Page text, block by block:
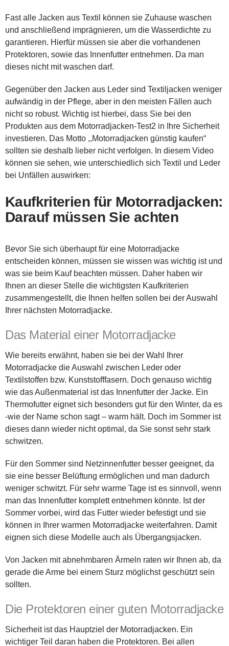
Fast alle Jacken aus Textil können sie Zuhause waschen
und anschließend imprägnieren, um die Wasserdichte zu
garantieren. Hierfür müssen sie aber die vorhandenen
Protektoren, sowie das Innenfutter entnehmen. Da man
dieses nicht mit waschen darf.
Gegenüber den Jacken aus Leder sind Textiljacken weniger
aufwändig in der Pflege, aber in den meisten Fällen auch
nicht so robust. Wichtig ist hierbei, dass Sie bei den
Produkten aus dem Motorradjacken-Test2 in Ihre Sicherheit
investieren. Das Motto ,,Motorradjacken günstig kaufen“
sollten sie deshalb lieber nicht verfolgen. In diesem Video
können sie sehen, wie unterschiedlich sich Textil und Leder
bei Unfällen auswirken:
Kaufkriterien für Motorradjacken:
Darauf müssen Sie achten
Bevor Sie sich überhaupt für eine Motorradjacke
entscheiden können, müssen sie wissen was wichtig ist und
was sie beim Kauf beachten müssen. Daher haben wir
Ihnen an dieser Stelle die wichtigsten Kaufkriterien
zusammengestellt, die Ihnen helfen sollen bei der Auswahl
Ihrer nächsten Motorradjacke.
Das Material einer Motorradjacke
Wie bereits erwähnt, haben sie bei der Wahl Ihrer
Motorradjacke die Auswahl zwischen Leder oder
Textilstoffen bzw. Kunststofffasern. Doch genauso wichtig
wie das Außenmaterial ist das Innenfutter der Jacke. Ein
Thermofutter eignet sich besonders gut für den Winter, da es
-wie der Name schon sagt – warm hält. Doch im Sommer ist
dieses dann wieder nicht optimal, da Sie sonst sehr stark
schwitzen.
Für den Sommer sind Netzinnenfutter besser geeignet, da
sie eine besser Belüftung ermöglichen und man dadurch
weniger schwitzt. Für sehr warme Tage ist es sinnvoll, wenn
man das Innenfutter komplett entnehmen könnte. Ist der
Sommer vorbei, wird das Futter wieder befestigt und sie
können in Ihrer warmen Motorradjacke weiterfahren. Damit
eignen sich diese Modelle auch als Übergangsjacken.
Von Jacken mit abnehmbaren Ärmeln raten wir Ihnen ab, da
gerade die Arme bei einem Sturz möglichst geschützt sein
sollten.
Die Protektoren einer guten Motorradjacke
Sicherheit ist das Hauptziel der Motorradjacken. Ein
wichtiger Teil daran haben die Protektoren. Bei allen